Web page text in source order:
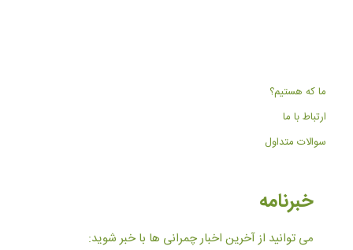
ما که هستیم؟
ارتباط با ما
سوالات متداول
خبرنامه
می توانید از آخرین اخبار چمرانی ها با خبر شوید: